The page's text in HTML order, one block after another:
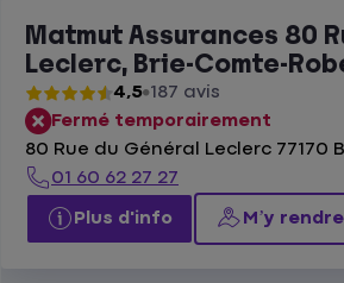
Matmut Assurances 80
Leclerc, Brie-Comte-
4,5 187 avis
Fermé temporairement
80 Rue du Général Leclerc 77170
01 60 62 27 27
Plus d'info
M’y rendre